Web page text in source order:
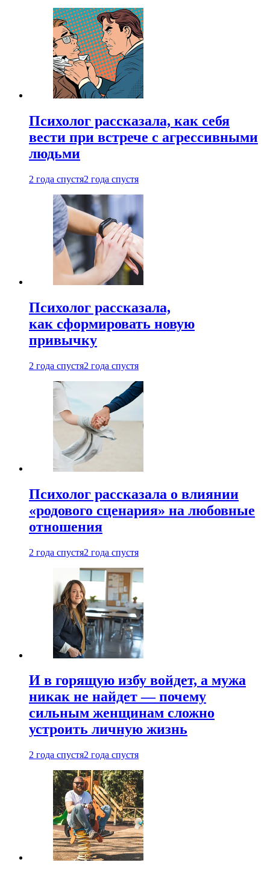
Психолог рассказала, как себя
вести при встрече с агрессивными
людьми
2 года спустя2 года спустя
Психолог рассказала,
как сформировать новую
привычку
2 года спустя2 года спустя
Психолог рассказала о влиянии
«родового сценария» на любовные
отношения
2 года спустя2 года спустя
И в горящую избу войдет, а мужа
никак не найдет — почему
сильным женщинам сложно
устроить личную жизнь
2 года спустя2 года спустя